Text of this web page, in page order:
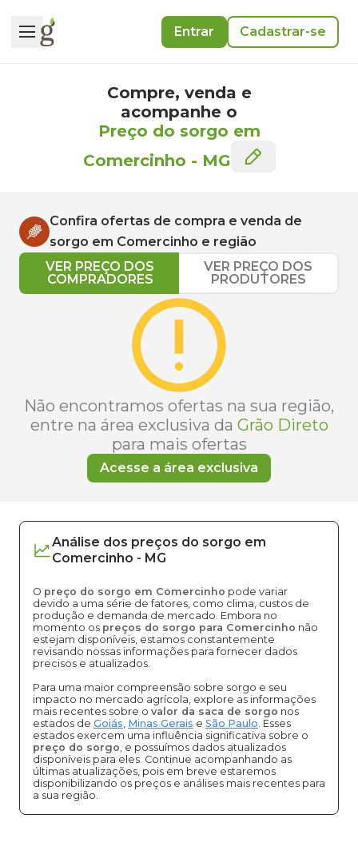
Entrar Cadastrar-se
Compre, venda e
acompanhe o
Preço do sorgo em
Comercinho - MG
Confira ofertas de compra e venda de
sorgo em Comercinho e região
VER PREÇO DOS
COMPRADORES
VER PREÇO DOS
PRODUTORES
Não encontramos ofertas na sua região,
entre na área exclusiva da Grão Direto
para mais ofertas
Acesse a área exclusiva
Análise dos preços do sorgo em
Comercinho - MG
O preço do sorgo em Comercinho pode variar
devido a uma série de fatores, como clima, custos de
produção e demanda de mercado. Embora no
momento os preços do sorgo para Comercinho não
estejam disponíveis, estamos constantemente
revisando nossas informações para fornecer dados
precisos e atualizados.
Para uma maior compreensão sobre sorgo e seu
impacto no mercado agrícola, explore as informações
mais recentes sobre o valor da saca de sorgo nos
estados de Goiás, Minas Gerais e São Paulo. Esses
estados exercem uma influência significativa sobre o
preço do sorgo, e possuímos dados atualizados
disponíveis para eles. Continue acompanhando as
últimas atualizações, pois em breve estaremos
disponibilizando os preços e análises mais recentes para
a sua região.